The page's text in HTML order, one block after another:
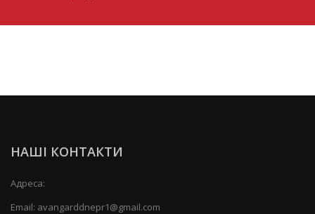
НАШІ КОНТАКТИ
Адреса:
Email: avangarddnepr1@gmail.com